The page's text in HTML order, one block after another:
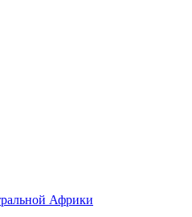
Африки